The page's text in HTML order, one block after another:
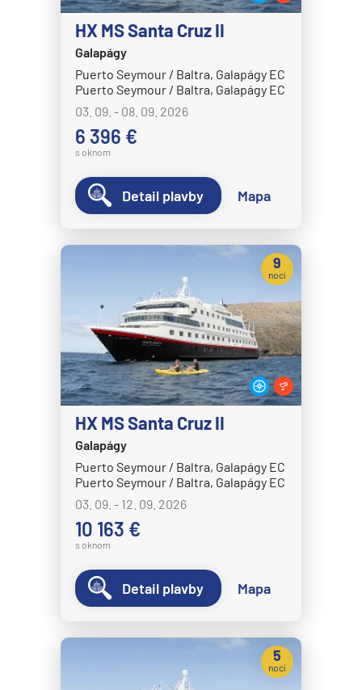
Costa Toscana
Crystal Serenity
Crystal Symphony
Cunard Line
Queen Anne
Queen Elizabeth
Queen Mary 2
Disney Adventure
Disney Destiny
Disney Dream
Disney Fantasy
Disney Magic
Disney Treasure
Disney Wish
Disney Wonder
Explora Journeys
Explora I
Explora II
Explora III
Explora IV
HX MS Santa Cruz II
Galapágy
Puerto Seymour / Baltra, Galapágy EC
Puerto Seymour / Baltra, Galapágy EC
03. 09. - 08. 09. 2026
6 396 €
s oknom
Detail plavby Mapa
HX MS Santa Cruz II
Galapágy
Puerto Seymour / Baltra, Galapágy EC
Puerto Seymour / Baltra, Galapágy EC
03. 09. - 12. 09. 2026
10 163 €
s oknom
9
nocí
Detail plavby Mapa
5
nocí